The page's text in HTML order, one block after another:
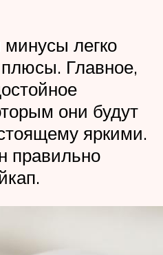
легко
Главное,
они будут
яркими.
правильно